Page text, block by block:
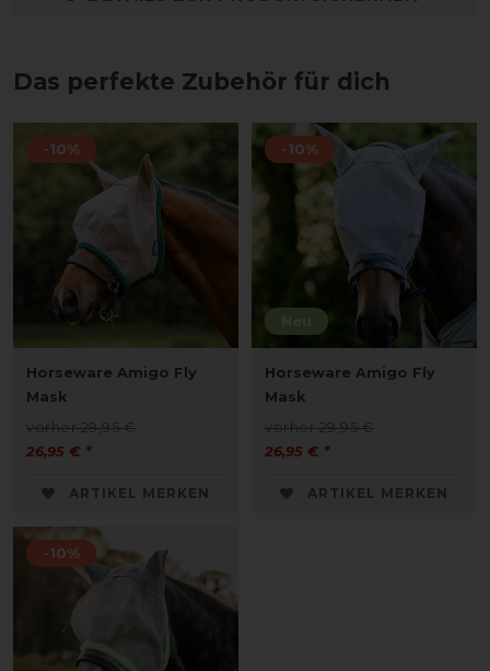
Das perfekte Zubehör für dich
-10%
Horseware Amigo Fly
Mask
vorher 29,95 €
26,95 € *
ARTIKEL MERKEN
Neu
-10%
Horseware Amigo Fly
Mask
vorher 29,95 €
26,95 € *
ARTIKEL MERKEN
-10%